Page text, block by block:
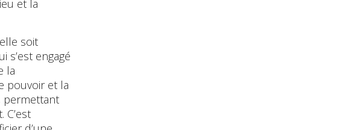
et la
soit
engagé
la
pouvoir et la
permettant